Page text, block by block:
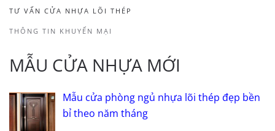
TƯ VẤN CỬA NHỰA LÕI THÉP
THÔNG TIN KHUYẾN MẠI
MẪU CỬA NHỰA MỚI
Mẫu cửa phòng ngủ nhựa lõi thép đẹp bền
bỉ theo năm tháng